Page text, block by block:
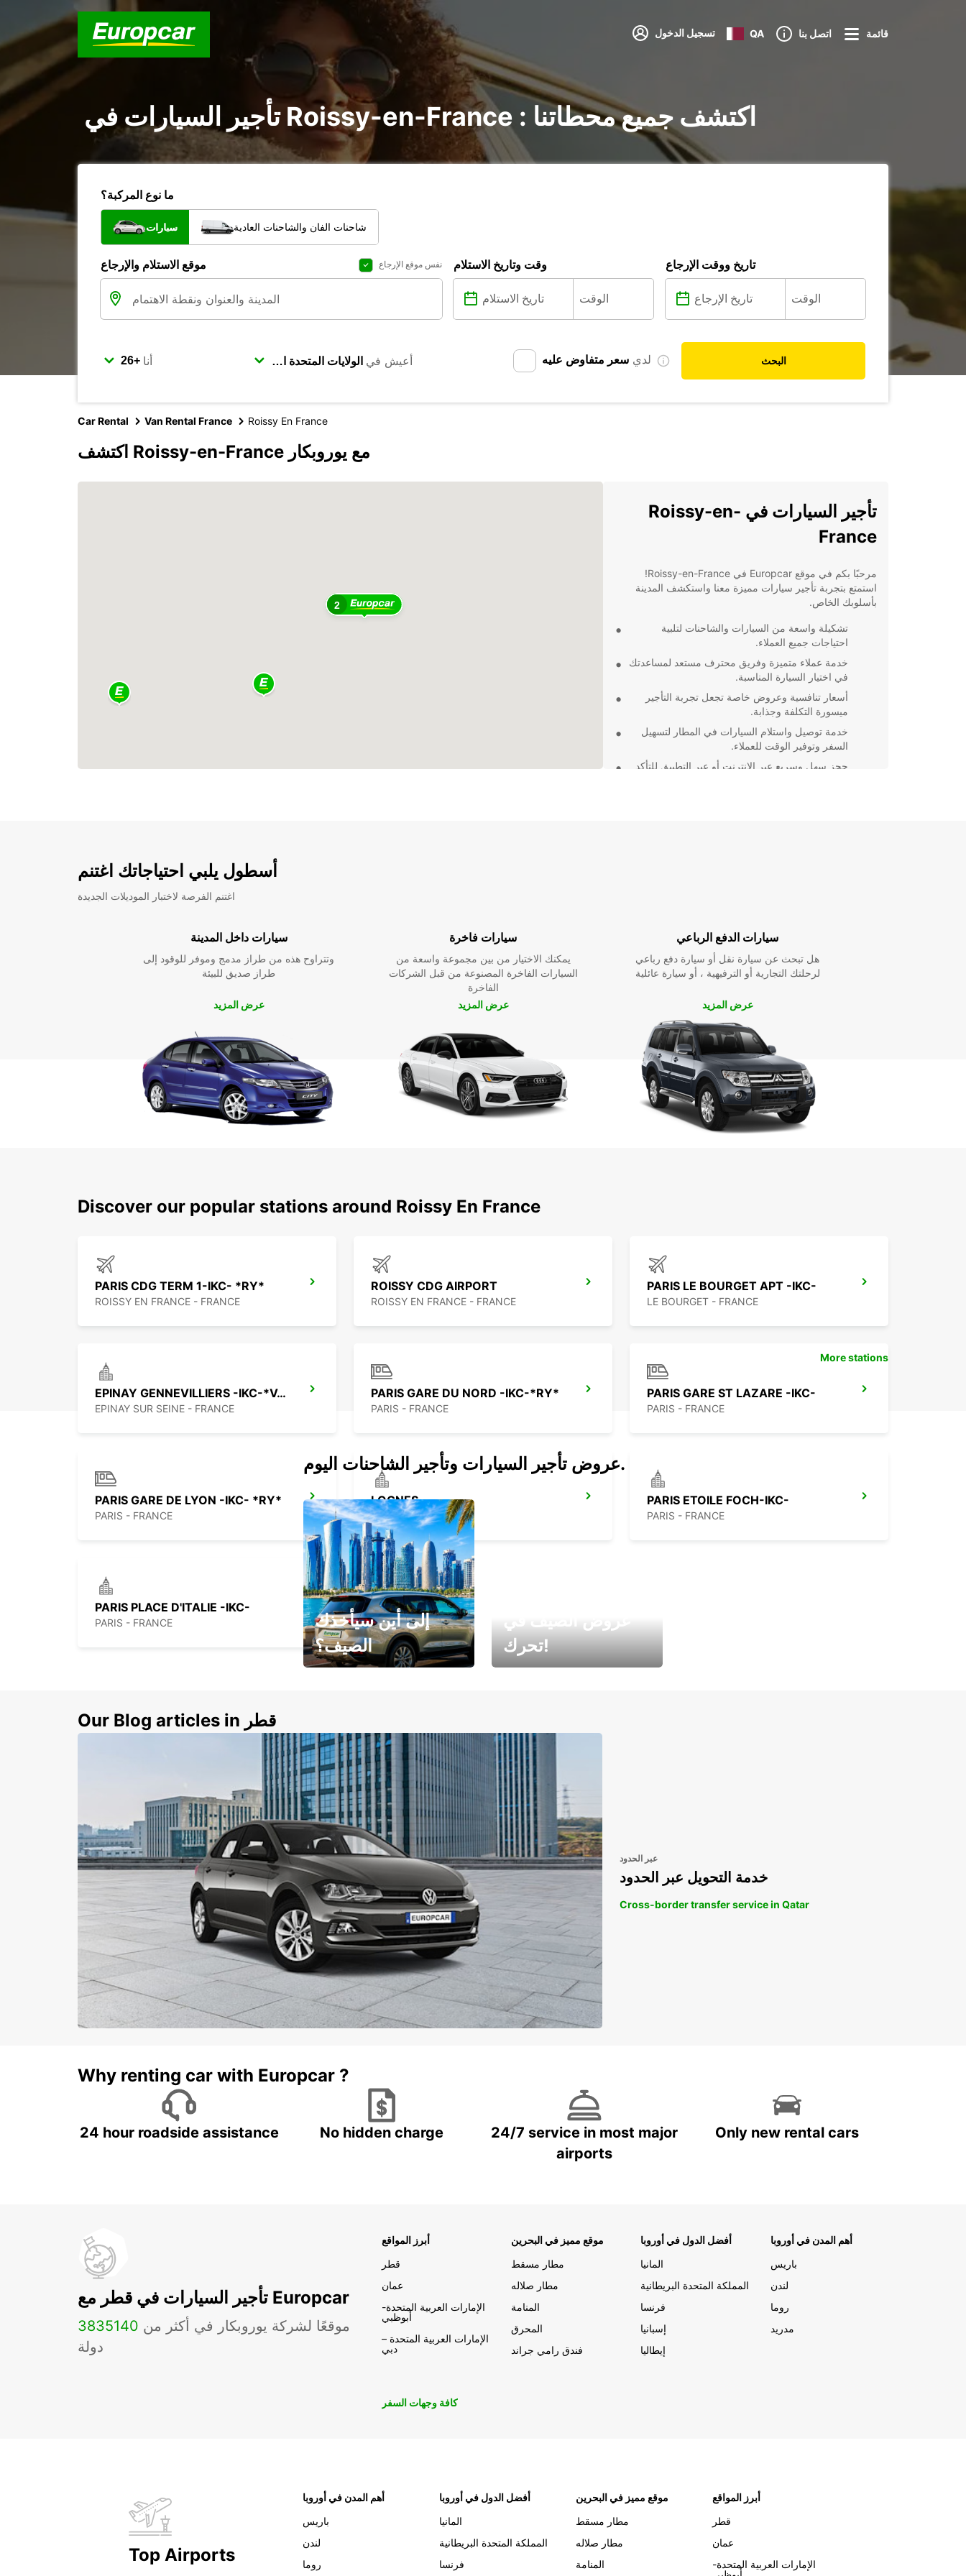
تسجيل الدخول QA اتصل بنا قائمة
تأجير السيارات في Roissy-en-France : اكتشف جميع محطاتنا
ما نوع المركبة؟
سيارات شاحنات الفان والشاحنات العادية
موقع الاستلام والإرجاع نفس موقع الإرجاع وقت وتاريخ الاستلام تاريخ ووقت الإرجاع
أنا أعيش في لدي سعر متفاوض عليه البحث
Car Rental Van Rental France Roissy En France
اكتشف Roissy-en-France مع يوروبكار
2
تأجير السيارات في Roissy-en-
France
مرحبًا بكم في موقع Europcar في Roissy-en-France!
استمتع بتجربة تأجير سيارات مميزة معنا واستكشف المدينة
بأسلوبك الخاص.
تشكيلة واسعة من السيارات والشاحنات لتلبية
احتياجات جميع العملاء.
خدمة عملاء متميزة وفريق محترف مستعد لمساعدتك
في اختيار السيارة المناسبة.
أسعار تنافسية وعروض خاصة تجعل تجربة التأجير
ميسورة التكلفة وجذابة.
خدمة توصيل واستلام السيارات في المطار لتسهيل
السفر وتوفير الوقت للعملاء.
حجز سهل وسريع عبر الإنترنت أو عبر التطبيق للتأكد
أسطول يلبي احتياجاتك اغتنم
اغتنم الفرصة لاختبار الموديلات الجديدة
سيارات داخل المدينة
وتتراوح هذه من طراز مدمج وموفر للوقود إلى
طراز صديق للبيئة
عرض المزيد
سيارات فاخرة
يمكنك الاختيار من بين مجموعة واسعة من
السيارات الفاخرة المصنوعة من قبل الشركات
الفاخرة
عرض المزيد
سيارات الدفع الرباعي
هل تبحث عن سيارة نقل أو سيارة دفع رباعي
لرحلتك التجارية أو الترفيهية ، أو سيارة عائلية
عرض المزيد
Discover our popular stations around Roissy En France
PARIS CDG TERM 1-IKC- *RY*
ROISSY EN FRANCE - FRANCE
ROISSY CDG AIRPORT
ROISSY EN FRANCE - FRANCE
PARIS LE BOURGET APT -IKC-
LE BOURGET - FRANCE
EPINAY GENNEVILLIERS -IKC-*VANS*
EPINAY SUR SEINE - FRANCE
PARIS GARE DU NORD -IKC-*RY*
PARIS - FRANCE
PARIS GARE ST LAZARE -IKC-
PARIS - FRANCE
PARIS GARE DE LYON -IKC- *RY*
PARIS - FRANCE
LOGNES
LOGNES - FRANCE
PARIS ETOILE FOCH-IKC-
PARIS - FRANCE
PARIS PLACE D'ITALIE -IKC-
PARIS - FRANCE
More stations
عروض تأجير السيارات وتأجير الشاحنات اليوم.
إلى أين سيأخذك
الصيف؟
تحرك!
Our Blog articles in قطر
عبر الحدود
خدمة التحويل عبر الحدود
Cross-border transfer service in Qatar
Why renting car with Europcar ?
24 hour roadside assistance No hidden charge
24/7 service in most major
airports
Only new rental cars
تأجير السيارات في قطر مع Europcar
3835 موقعًا لشركة يوروبكار في أكثر من 140
دولة
أبرز المواقع
قطر
عمان
الإمارات العربية المتحدة-
أبوظبي
الإمارات العربية المتحدة –
دبي
موقع مميز في البحرين
مطار مسقط
مطار صلاله
المنامة
المحرق
فندق رامي جراند
أفضل الدول في أوروبا
المانيا
المملكة المتحدة البريطانية
فرنسا
إسبانيا
إيطاليا
أهم المدن في أوروبا
باريس
لندن
روما
مدريد
كافة وجهات السفر
Top Airports
أهم المدن في أوروبا
باريس
لندن
روما
أفضل الدول في أوروبا
المانيا
المملكة المتحدة البريطانية
فرنسا
موقع مميز في البحرين
مطار مسقط
مطار صلاله
المنامة
أبرز المواقع
قطر
عمان
الإمارات العربية المتحدة-